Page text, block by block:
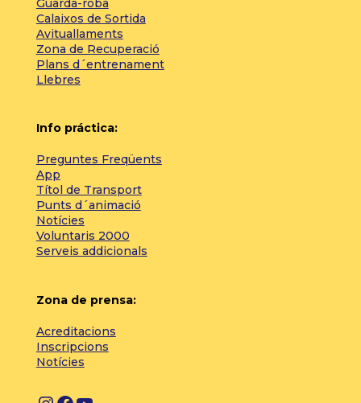
Guarda-roba
Calaixos de Sortida
Avituallaments
Zona de Recuperació
Plans d´entrenament
Llebres
Info práctica:
Preguntes Freqüents
App
Títol de Transport
Punts d´animació
Notícies
Voluntaris 2000
Serveis addicionals
Zona de prensa:
Acreditacions
Inscripcions
Notícies